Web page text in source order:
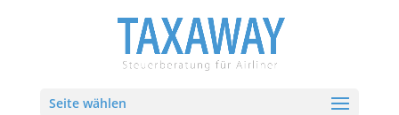
Seite wählen